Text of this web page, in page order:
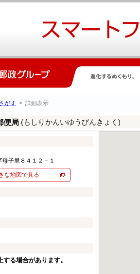
がす > 詳細表示
便局 (もしりかんいゆうびんきょく)
子里８４１２－１
な地図で見る
る場合があります。